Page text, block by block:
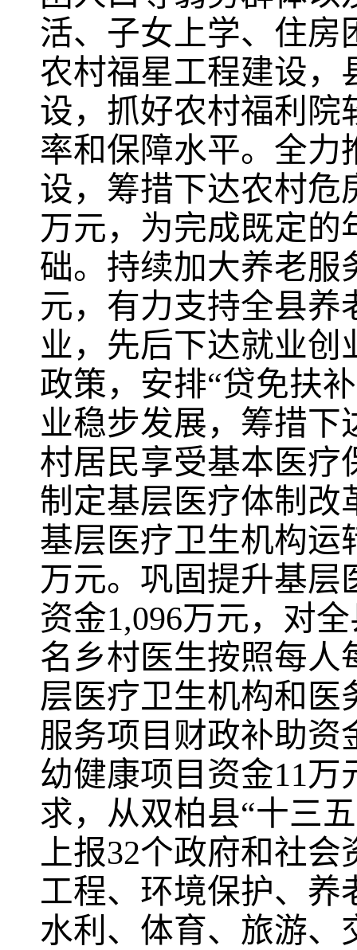
活、子女上学、住房
农村福星工程建设，
设，抓好农村福利院
率和保障水平。全力
设，筹措下达农村危
万元，为完成既定的
础。持续加大养老服
元，有力支持全县养
业，先后下达就业创
政策，安排“贷免扶
业稳步发展，筹措下
村居民享受基本医疗
制定基层医疗体制改
基层医疗卫生机构运
万元。巩固提升基层
资金1,096万元，对
名乡村医生按照每人
层医疗卫生机构和医
服务项目财政补助资
幼健康项目资金11万
求，从双柏县“十三
上报32个政府和社会
工程、环境保护、养
水利、体育、旅游、